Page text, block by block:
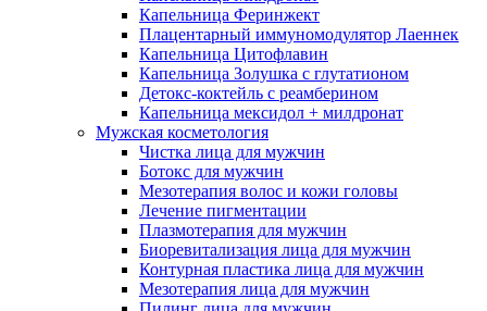
Капельница Феринжект
Плацентарный иммуномодулятор Лаеннек
Капельница Цитофлавин
Капельница Золушка с глутатионом
Детокс-коктейль с реамберином
Капельница мексидол + милдронат
Мужская косметология
Чистка лица для мужчин
Ботокс для мужчин
Мезотерапия волос и кожи головы
Лечение пигментации
Плазмотерапия для мужчин
Биоревитализация лица для мужчин
Контурная пластика лица для мужчин
Мезотерапия лица для мужчин